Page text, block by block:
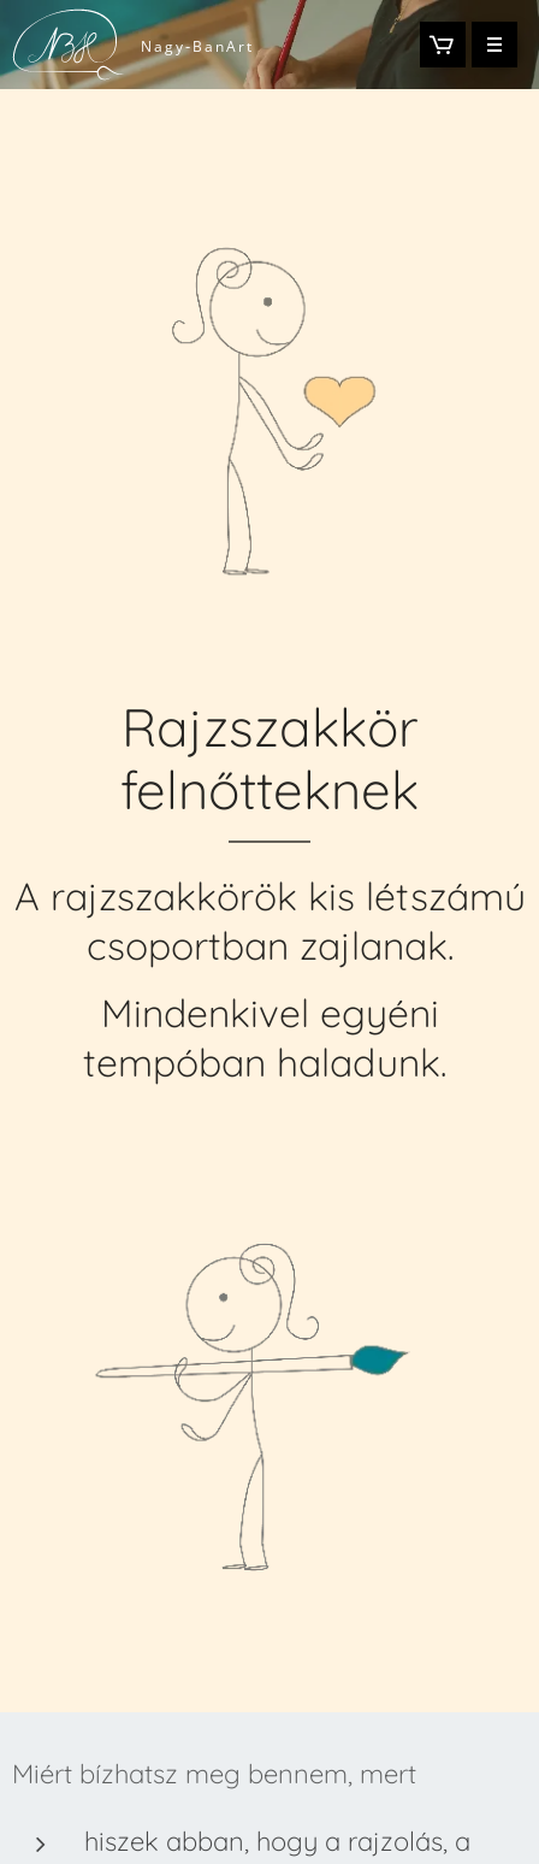
Nagy-BanArt
Rajzszakkör
felnőtteknek
A rajzszakkörök kis létszámú
csoportban zajlanak.
Mindenkivel egyéni
tempóban haladunk.
Miért bízhatsz meg bennem, mert
hiszek abban, hogy a rajzolás, a